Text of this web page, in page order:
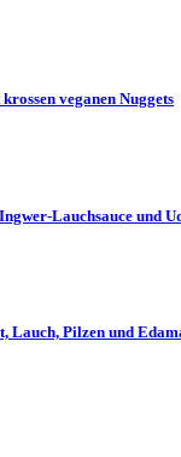
veganen Nuggets
Lauchsauce und
Lauch, Pilzen und